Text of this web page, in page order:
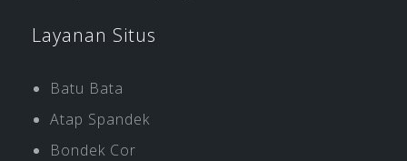
Layanan Situs
Batu Bata
Atap Spandek
Bondek Cor